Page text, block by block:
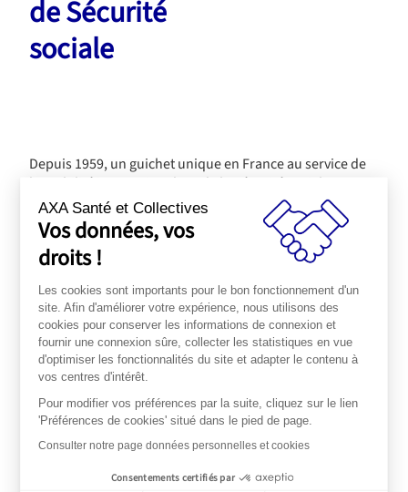
de Sécurité
sociale
Depuis 1959, un guichet unique en France au service de
la mobilité internationale et de la Sécurité sociale
Le CLEISS (centre des liaisons européennes et
internationales de Sécurité sociale) est un établissement
public national, notamment chargé d’informer sur la
protection sociale dans un contexte de mobilité
internationale. Il est placé sous la double tutelle du
Ministre chargé de la Sécurité sociale et du Ministre
chargé du Budget.
PRODUIT PRÉCÉDENT PRODUIT SUIVANT
AXA Santé et Collectives
Vos données, vos
droits !
Les cookies sont importants pour le bon fonctionnement d'un
site. Afin d'améliorer votre expérience, nous utilisons des
cookies pour conserver les informations de connexion et
fournir une connexion sûre, collecter les statistiques en vue
d'optimiser les fonctionnalités du site et adapter le contenu à
vos centres d'intérêt.
Pour modifier vos préférences par la suite, cliquez sur le lien
'Préférences de cookies' situé dans le pied de page.
Consulter notre page données personnelles et cookies
Consentements certifiés par